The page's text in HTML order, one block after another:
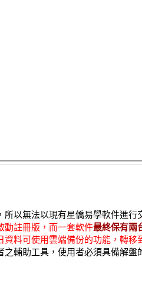
所以無法以現有星僑易學軟件進行
動註冊版，而一套軟件最終保有兩
資料可使用雲端備份的功能，轉移
之輔助工具，使用者必須具備解